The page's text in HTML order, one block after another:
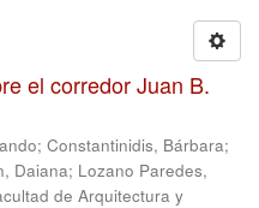
el corredor Juan B.
; Constantinidis, Bárbara;
Daiana; Lozano Paredes,
de Arquitectura y